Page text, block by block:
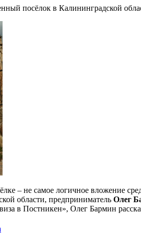
посёлок в Калининградской
– не самое логичное вложение
области, предприниматель Олег
в Постникен», Олег Бармин